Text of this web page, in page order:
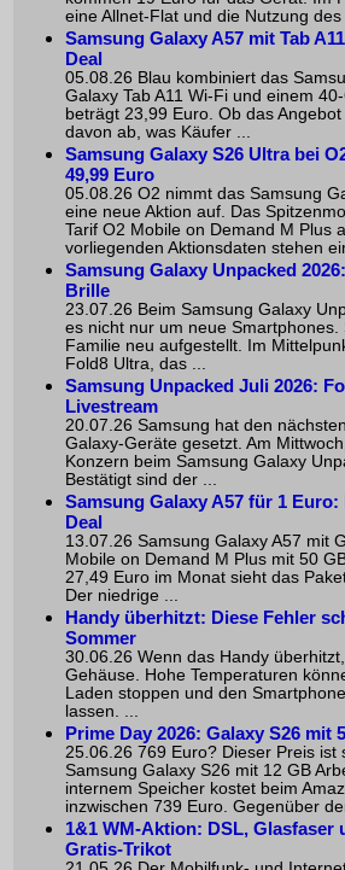
eine Allnet-Flat und die Nutzung des
Samsung Galaxy A57 mit Tab
Deal
05.08.26 Blau kombiniert das
Galaxy Tab A11 Wi-Fi und einem
beträgt 23,99 Euro. Ob das
davon ab, was Käufer ...
Samsung Galaxy S26 Ultra bei
49,99 Euro
05.08.26 O2 nimmt das Samsung
eine neue Aktion auf. Das
Tarif O2 Mobile on Demand M Plus
vorliegenden Aktionsdaten stehen
Samsung Galaxy Unpacked
Brille
23.07.26 Beim Samsung Galaxy
es nicht nur um neue
Familie neu aufgestellt. Im
Fold8 Ultra, das ...
Samsung Unpacked Juli 2026:
Livestream
20.07.26 Samsung hat den
Galaxy-Geräte gesetzt. Am
Konzern beim Samsung Galaxy
Bestätigt sind der ...
Samsung Galaxy A57 für 1
Deal
13.07.26 Samsung Galaxy A57 mit
Mobile on Demand M Plus mit 50
27,49 Euro im Monat sieht das
Der niedrige ...
Handy überhitzt: Diese Fehler
Sommer
30.06.26 Wenn das Handy
Gehäuse. Hohe Temperaturen
Laden stoppen und den
lassen. ...
Prime Day 2026: Galaxy S26 mit
25.06.26 769 Euro? Dieser Preis ist
Samsung Galaxy S26 mit 12 GB
internem Speicher kostet beim
inzwischen 739 Euro. Gegenüber der
1&1 WM-Aktion: DSL, Glasfaser
Gratis-Trikot